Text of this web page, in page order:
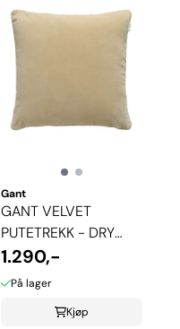
Gant
GANT VELVET
PUTETREKK - DRY
SAND
1.290,-
På lager
Kjøp